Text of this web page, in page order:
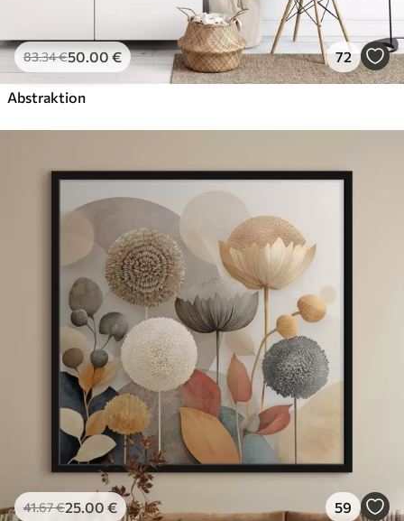
83.34€50.00 € 72
Abstraktion
41.67€25.00 € 59